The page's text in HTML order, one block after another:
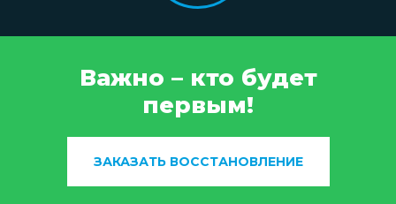
Важно – кто будет
первым!
ЗАКАЗАТЬ ВОССТАНОВЛЕНИЕ